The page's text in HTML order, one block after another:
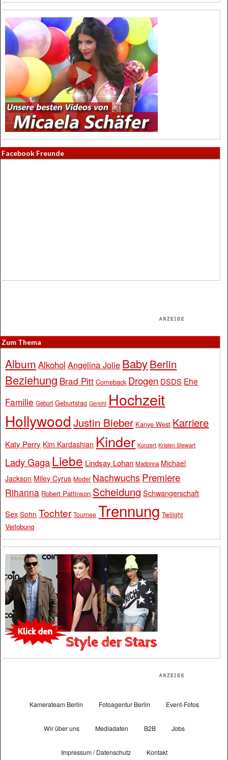
Facebook Freunde
Zum Thema
Album Alkohol Angelina Jolie BabyBerlin
Beziehung Brad Pitt Comeback Drogen DSDS Ehe
Familie Geburt Geburtstag Gericht Hochzeit
Hollywood Justin Bieber Kanye West Karriere
Katy Perry Kim Kardashian Kinder Konzert Kristen Stewart
Lady Gaga Liebe Lindsay Lohan Madonna Michael
Jackson Miley Cyrus Model Nachwuchs Premiere
Rihanna Robert Pattinson Scheidung Schwangerschaft
Sex Sohn Tochter Tournee Trennung Twilight
Verlobung
Kamerateam Berlin Fotoagentur Berlin Event-Fotos
Wir über uns Mediadaten B2B Jobs
Impressum / Datenschutz Kontakt